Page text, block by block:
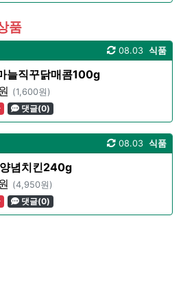
품
식품
08.03
늘직꾸닭매콤100g
(1,600원)
댓글(0)
식품
08.03
념치킨240g
(4,950원)
댓글(0)